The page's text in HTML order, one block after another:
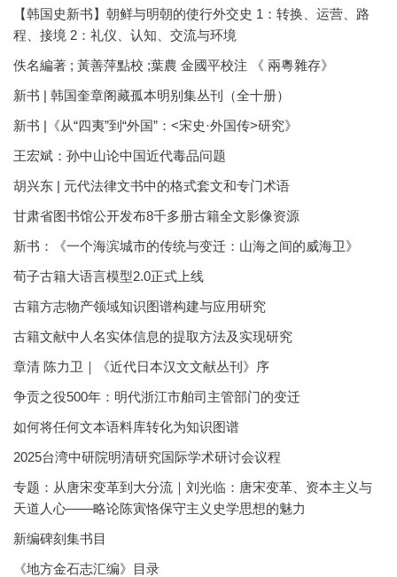
【韩国史新书】朝鲜与明朝的使行外交史 1：转换、运营、路
程、接境 2：礼仪、认知、交流与环境
佚名編著 ; 黃善萍點校 ;葉農 金國平校注 《 兩粵雜存》
新书 | 韩国奎章阁藏孤本明别集丛刊（全十册）
新书 |《从“四夷”到“外国”：<宋史·外国传>研究》
王宏斌：孙中山论中国近代毒品问题
胡兴东 | 元代法律文书中的格式套文和专门术语
甘肃省图书馆公开发布8千多册古籍全文影像资源
新书：《一个海滨城市的传统与变迁：山海之间的威海卫》
荀子古籍大语言模型2.0正式上线
古籍方志物产领域知识图谱构建与应用研究
古籍文献中人名实体信息的提取方法及实现研究
章清 陈力卫｜《近代日本汉文文献丛刊》序
争贡之役500年：明代浙江市舶司主管部门的变迁
如何将任何文本语料库转化为知识图谱
2025台湾中研院明清研究国际学术研讨会议程
专题：从唐宋变革到大分流｜刘光临：唐宋变革、资本主义与
天道人心——略论陈寅恪保守主义史学思想的魅力
新编碑刻集书目
《地方金石志汇编》目录